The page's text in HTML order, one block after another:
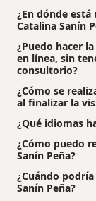
¿En dónde
Catalina Sanín
¿Puedo hacer
en línea, sin
consultorio?
¿Cómo se
al finalizar la
¿Qué idiomas
¿Cómo puedo
Sanín Peña?
¿Cuándo
Sanín Peña?